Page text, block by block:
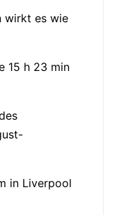
wirkt es wie
15 h 23 min
in Liverpool